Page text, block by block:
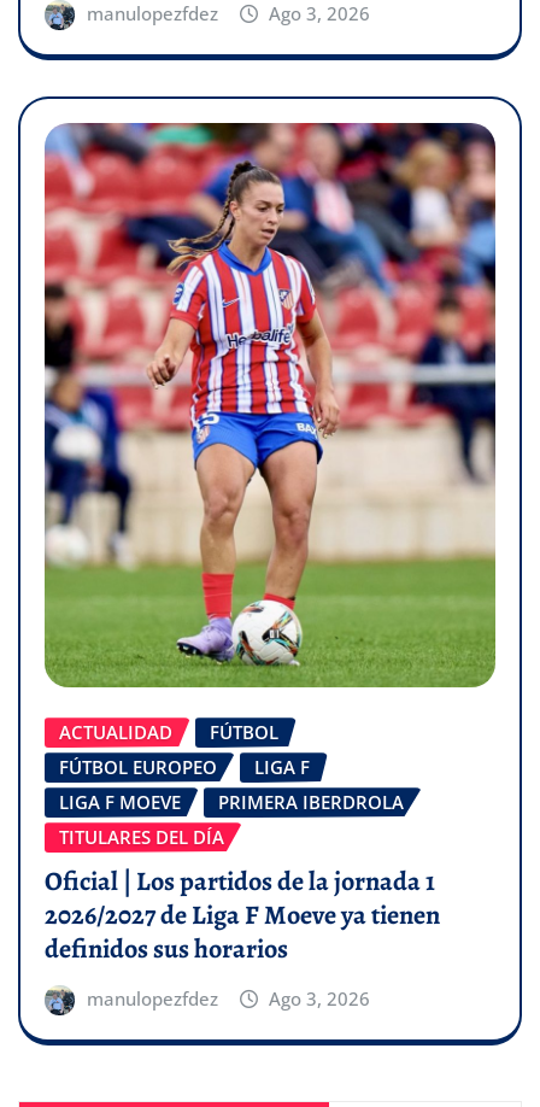
manulopezfdez Ago 3, 2026
ACTUALIDAD
FÚTBOL
FÚTBOL EUROPEO
LIGA F
LIGA F MOEVE
PRIMERA IBERDROLA
TITULARES DEL DÍA
Oficial | Los partidos de la jornada 1
2026/2027 de Liga F Moeve ya tienen
definidos sus horarios
manulopezfdez Ago 3, 2026